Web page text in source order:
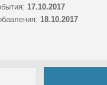
17.10.2017
18.10.2017